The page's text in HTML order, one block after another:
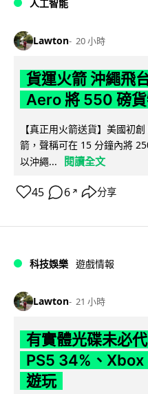
人工智能
Lawton 20 小時
貨運火箭 沖繩飛
Aero 將 550 磅
【真正用火箭送貨】美國初
箭，聲稱可在 15 分鐘內將
以沖繩...
閱讀全文
45 6 ↗ 分享
科技娛樂 遊戲情報
Lawton 21 小時
有實體光碟未必
PS5 34%、Xbox
遊玩